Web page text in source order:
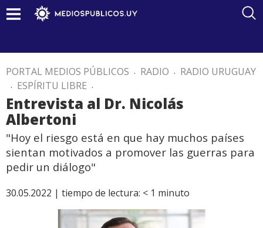
PORTAL MEDIOS PÚBLICOS . RADIO . RADIO URUGUAY
. ESPÍRITU LIBRE .
Entrevista al Dr. Nicolás
Albertoni
"Hoy el riesgo está en que hay muchos países
sientan motivados a promover las guerras para
pedir un diálogo"
30.05.2022 | tiempo de lectura: < 1 minuto